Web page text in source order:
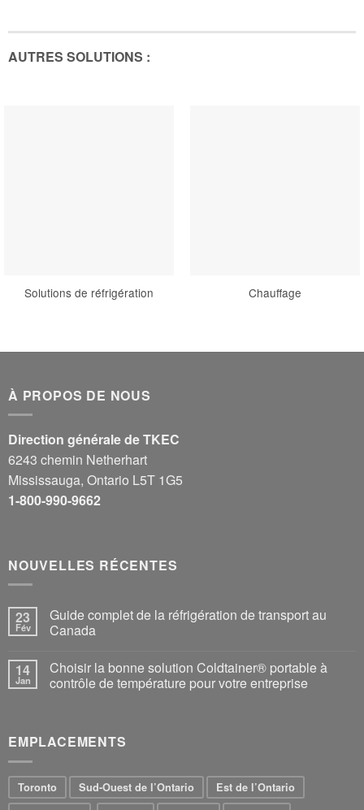
AUTRES SOLUTIONS :
Solutions de réfrigération Chauffage
À PROPOS DE NOUS
Direction générale de TKEC
6243 chemin Netherhart
Mississauga, Ontario L5T 1G5
1-800-990-9662
NOUVELLES RÉCENTES
23
Fév
Guide complet de la réfrigération de transport au
Canada
14
Jan
Choisir la bonne solution Coldtainer® portable à
contrôle de température pour votre entreprise
EMPLACEMENTS
Toronto Sud-Ouest de l’Ontario
Est de l’Ontario